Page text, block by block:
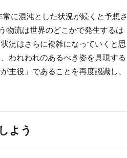
に混沌とした状況が続くと予想さ
物流は世界のどこかで発生するは
況はさらに複雑になっていくと思
われわれのあるべき姿を具現する
主役」であることを再度認識し、
よう